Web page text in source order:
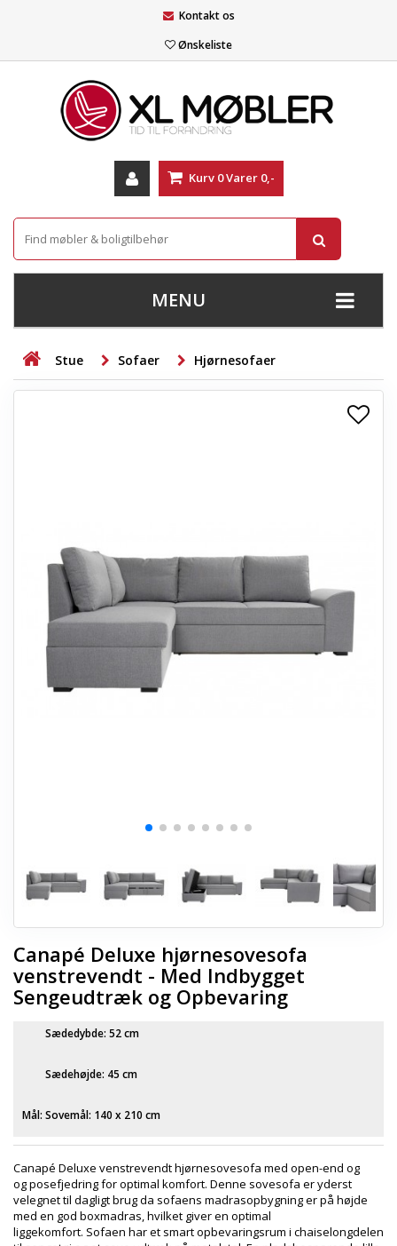
Kontakt os
Ønskeliste
Kurv 0Varer 0,-
MENU
+
STUE
+
ENTREMØBLER
HAVEMØBLER
OUTLET
Stue Sofaer Hjørnesofaer
Canapé Deluxe hjørnesovesofa
venstrevendt - Med Indbygget
Sengeudtræk og Opbevaring
Mål:
Sædedybde: 52 cm
Sædehøjde: 45 cm
Sovemål: 140 x 210 cm
Canapé Deluxe venstrevendt hjørnesovesofa med open-end og
og posefjedring for optimal komfort. Denne sovesofa er yderst
velegnet til dagligt brug da sofaens madrasopbygning er på højde
med en god boxmadras, hvilket giver en optimal
liggekomfort. Sofaen har et smart opbevaringsrum i chaiselongdelen